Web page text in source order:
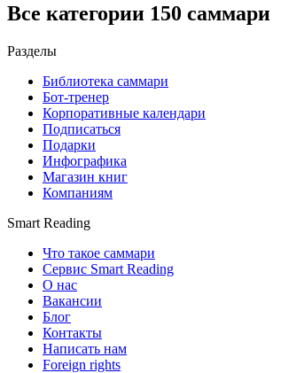
Все категории 150 саммари
Разделы
Библиотека саммари
Бот-тренер
Корпоративные календари
Подписаться
Подарки
Инфографика
Магазин книг
Компаниям
Smart Reading
Что такое саммари
Сервис Smart Reading
О нас
Вакансии
Блог
Контакты
Написать нам
Foreign rights